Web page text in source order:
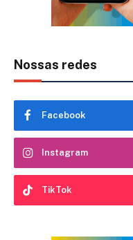
Nossas redes
Facebook
Instagram
TikTok